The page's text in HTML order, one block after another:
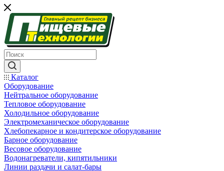
Каталог
Оборудование
Нейтральное оборудование
Тепловое оборудование
Холодильное оборудование
Электромеханическое оборудование
Хлебопекарное и кондитерское оборудование
Барное оборудование
Весовое оборудование
Водонагреватели, кипятильники
Линии раздачи и салат-бары